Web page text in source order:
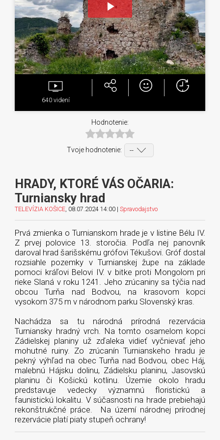
Play
Video
640videní
Hodnotenie:
Tvoje hodnotenie:
HRADY, KTORÉ VÁS OČARIA:
Turniansky hrad
TELEVÍZIA KOŠICE , 08.07.2024 14:00 | Spravodajstvo
Prvá zmienka o Turnianskom hrade je v listine Bélu IV.
Z prvej polovice 13. storočia. Podľa nej panovník
daroval hrad šarišskému grófovi Tékušovi. Gróf dostal
rozsiahle pozemky v Turnianskej župe na základe
pomoci kráľovi Belovi IV. v bitke proti Mongolom pri
rieke Slaná v roku 1241. Jeho zrúcaniny sa týčia nad
obcou Turňa nad Bodvou, na krasovom kopci
vysokom 375 m v národnom parku Slovenský kras.
Nachádza sa tu národná prírodná rezervácia
Turniansky hradný vrch. Na tomto osamelom kopci
Zádielskej planiny už zďaleka vidieť vyčnievať jeho
mohutné ruiny. Zo zrúcanín Turnianskeho hradu je
pekný výhľad na obec Turňa nad Bodvou, obec Háj,
malebnú Hájsku dolinu, Zádielsku planinu, Jasovskú
planinu či Košickú kotlinu. Územie okolo hradu
predstavuje vedecky významnú floristickú a
faunistickú lokalitu. V súčasnosti na hrade prebiehajú
rekonštrukčné práce. Na území národnej prírodnej
rezervácie platí piaty stupeň ochrany!